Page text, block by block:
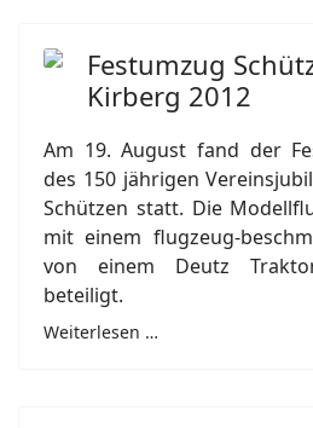
Festumzug
Kirberg 2012
Am 19. August fand der
des 150 jährigen
Schützen statt. Die
mit einem flugzeug-
von einem Deutz
beteiligt.
Weiterlesen …